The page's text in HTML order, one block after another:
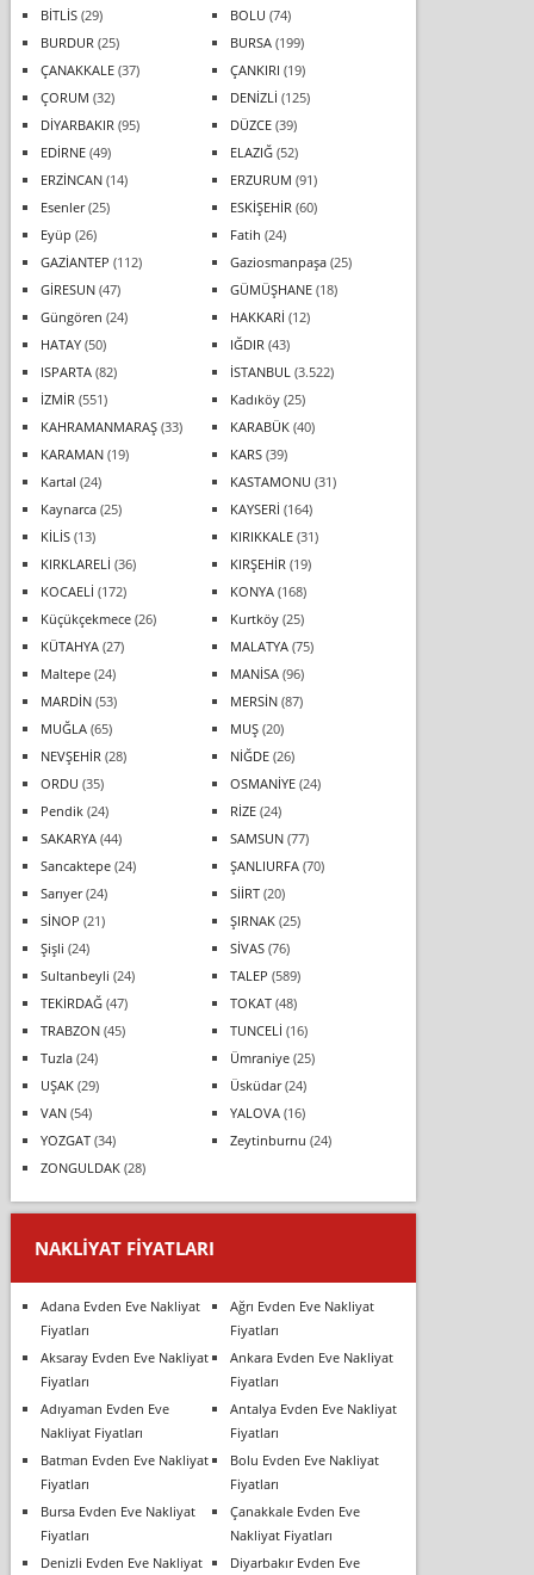
BİTLİS(29) BOLU (74)
BURDUR (25) BURSA(199)
ÇANAKKALE(37) ÇANKIRI (19)
ÇORUM (32) DENİZLİ (125)
DİYARBAKIR (95) DÜZCE(39)
EDİRNE(49) ELAZIĞ(52)
ERZİNCAN(14) ERZURUM (91)
Esenler(25) ESKİŞEHİR (60)
Eyüp (26) Fatih (24)
GAZİANTEP (112) Gaziosmanpaşa(25)
GİRESUN(47) GÜMÜŞHANE(18)
Güngören (24) HAKKARİ (12)
HATAY(50) IĞDIR (43)
ISPARTA(82) İSTANBUL (3.522)
İZMİR (551) Kadıköy(25)
KAHRAMANMARAŞ(33) KARABÜK(40)
KARAMAN(19) KARS(39)
Kartal (24) KASTAMONU (31)
Kaynarca(25) KAYSERİ (164)
KİLİS(13) KIRIKKALE(31)
KIRKLARELİ (36) KIRŞEHİR (19)
KOCAELİ (172) KONYA(168)
Küçükçekmece(26) Kurtköy(25)
KÜTAHYA(27) MALATYA(75)
Maltepe(24) MANİSA(96)
MARDİN(53) MERSİN(87)
MUĞLA(65) MUŞ(20)
NEVŞEHİR (28) NİĞDE(26)
ORDU (35) OSMANİYE(24)
Pendik(24) RİZE(24)
SAKARYA(44) SAMSUN(77)
Sancaktepe(24) ŞANLIURFA(70)
Sarıyer(24) SİİRT(20)
SİNOP (21) ŞIRNAK(25)
Şişli (24) SİVAS(76)
Sultanbeyli (24) TALEP (589)
TEKİRDAĞ(47) TOKAT(48)
TRABZON(45) TUNCELİ (16)
Tuzla(24) Ümraniye(25)
UŞAK(29) Üsküdar(24)
VAN(54) YALOVA(16)
YOZGAT(34) Zeytinburnu (24)
ZONGULDAK(28)
NAKLIYAT FIYATLARI
Adana Evden Eve Nakliyat
Fiyatları
Ağrı Evden Eve Nakliyat
Fiyatları
Aksaray Evden Eve Nakliyat
Fiyatları
Ankara Evden Eve Nakliyat
Fiyatları
Adıyaman Evden Eve
Nakliyat Fiyatları
Antalya Evden Eve Nakliyat
Fiyatları
Batman Evden Eve Nakliyat
Fiyatları
Bolu Evden Eve Nakliyat
Fiyatları
Bursa Evden Eve Nakliyat
Fiyatları
Çanakkale Evden Eve
Nakliyat Fiyatları
Denizli Evden Eve Nakliyat
Diyarbakır Evden Eve